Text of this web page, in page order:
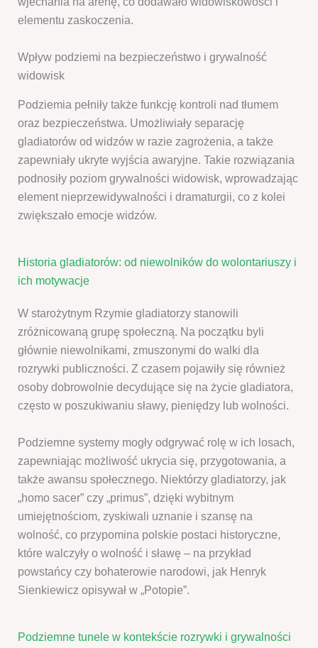
elementu zaskoczenia.
Wpływ podziemi na bezpieczeństwo i grywalność
widowisk
Podziemia pełniły także funkcję kontroli nad tłumem
oraz bezpieczeństwa. Umożliwiały separację
gladiatorów od widzów w razie zagrożenia, a także
zapewniały ukryte wyjścia awaryjne. Takie rozwiązania
podnosiły poziom grywalności widowisk, wprowadzając
element nieprzewidywalności i dramaturgii, co z kolei
zwiększało emocje widzów.
Historia gladiatorów: od niewolników do wolontariuszy i
ich motywacje
W starożytnym Rzymie gladiatorzy stanowili
zróżnicowaną grupę społeczną. Na początku byli
głównie niewolnikami, zmuszonymi do walki dla
rozrywki publiczności. Z czasem pojawiły się również
osoby dobrowolnie decydujące się na życie gladiatora,
często w poszukiwaniu sławy, pieniędzy lub wolności.
Podziemne systemy mogły odgrywać rolę w ich losach,
zapewniając możliwość ukrycia się, przygotowania, a
także awansu społecznego. Niektórzy gladiatorzy, jak
„homo sacer” czy „primus”, dzięki wybitnym
umiejętnościom, zyskiwali uznanie i szansę na
wolność, co przypomina polskie postaci historyczne,
które walczyły o wolność i sławę – na przykład
powstańcy czy bohaterowie narodowi, jak Henryk
Sienkiewicz opisywał w „Potopie”.
Podziemne tunele w kontekście rozrywki i grywalności